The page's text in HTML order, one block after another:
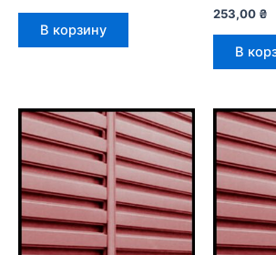
В корзину
253,00 ₴
В